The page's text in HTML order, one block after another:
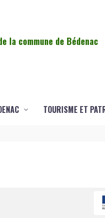
la commune de Bédenac
TOURISME ET